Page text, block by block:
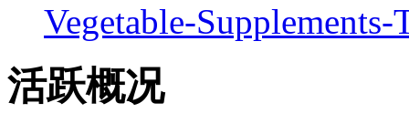
Vegetable-
活跃概况